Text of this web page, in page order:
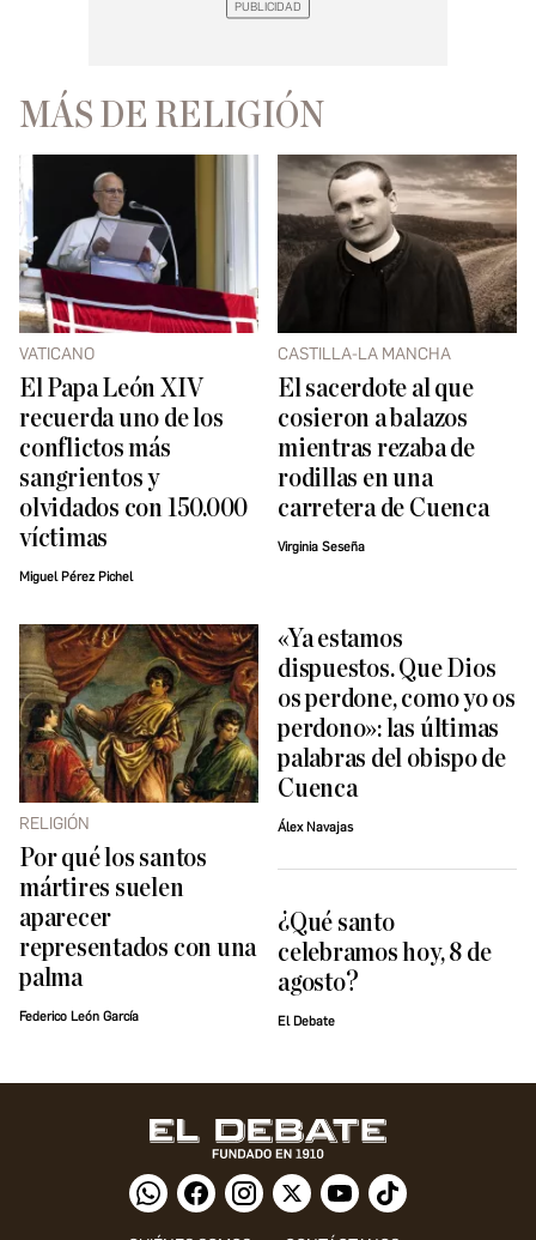
MÁS DE RELIGIÓN
VATICANO
El Papa León XIV
recuerda uno de los
conflictos más
sangrientos y
olvidados con 150.000
víctimas
Miguel Pérez Pichel
CASTILLA-LA MANCHA
El sacerdote al que
cosieron a balazos
mientras rezaba de
rodillas en una
carretera de Cuenca
Virginia Seseña
RELIGIÓN
Por qué los santos
mártires suelen
aparecer
representados con una
palma
Federico León García
«Ya estamos
dispuestos. Que Dios
os perdone, como yo os
perdono»: las últimas
palabras del obispo de
Cuenca
Álex Navajas
¿Qué santo
celebramos hoy, 8 de
agosto?
El Debate